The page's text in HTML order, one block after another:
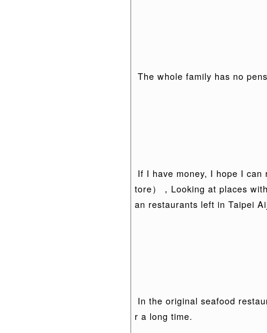
The whole family has no
If I have money, I hope I
tore），Looking at places
an restaurants left in Taipei
In the original seafood
r a long time.